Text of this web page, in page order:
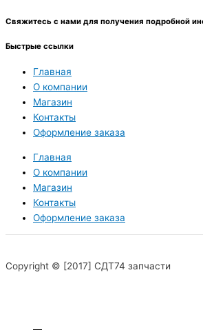
Свяжитесь с нами для получения подробной
Быстрые ссылки
Главная
О компании
Магазин
Контакты
Оформление заказа
Главная
О компании
Магазин
Контакты
Оформление заказа
Copyright © [2017] СДТ74 запчасти